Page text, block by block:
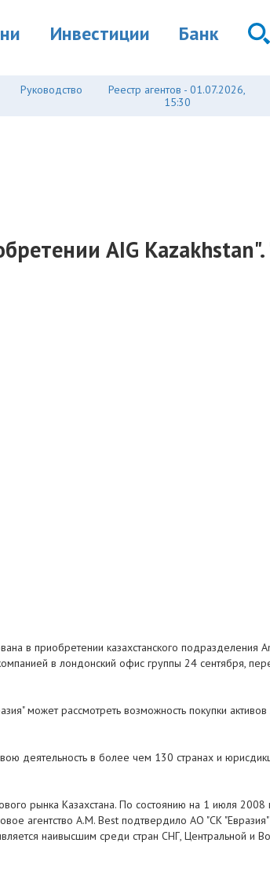
Инвестиции Банк
Руководство
Реестр агентов - 01.07.2026,
15:30
AIG Kazakhstan".
в приобретении казахстанского подразделения
в лондонский офис группы 24 сентября,
может рассмотреть возможность покупки
деятельность в более чем 130 странах и
рынка Казахстана. По состоянию на 1 июля 2008
агентство A.M. Best подтвердило АО "СК "Евразия"
наивысшим среди стран СНГ, Центральной и